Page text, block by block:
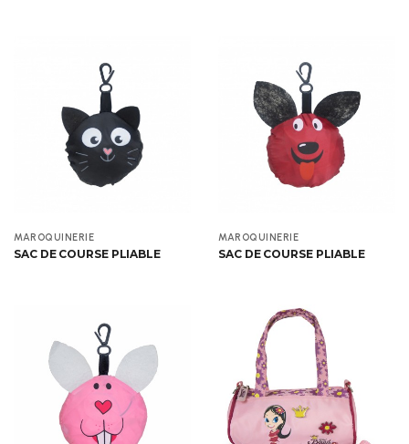
MAROQUINERIE
SAC DE COURSE PLIABLE
MAROQUINERIE
SAC DE COURSE PLIABLE